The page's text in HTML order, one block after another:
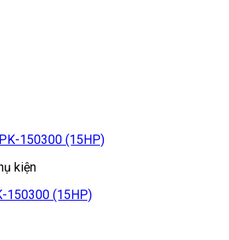
kiện
150300 (15HP)